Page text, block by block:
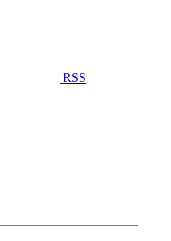
RSS